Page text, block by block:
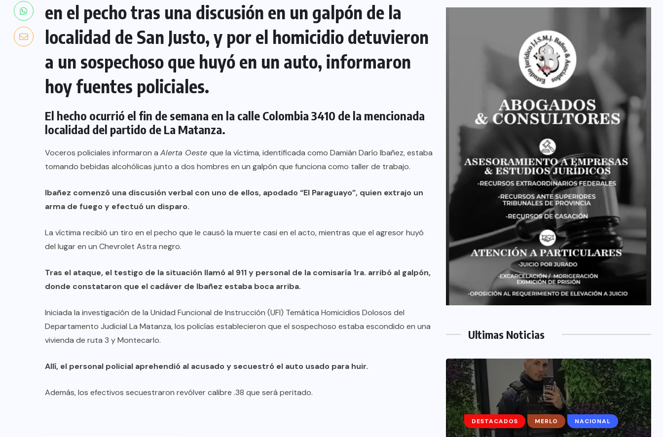
en el pecho tras una discusión en un galpón de la
localidad de San Justo, y por el homicidio detuvieron
a un sospechoso que huyó en un auto, informaron
hoy fuentes policiales.
El hecho ocurrió el fin de semana en la calle Colombia 3410 de la mencionada
localidad del partido de La Matanza.
Voceros policiales informaron a Alerta Oeste que la víctima, identificada como Damián Darío Ibañez, estaba
tomando bebidas alcohólicas junto a dos hombres en un galpón que funciona como taller de trabajo.
Ibañez comenzó una discusión verbal con uno de ellos, apodado “El Paraguayo”, quien extrajo un
arma de fuego y efectuó un disparo.
La víctima recibió un tiro en el pecho que le causó la muerte casi en el acto, mientras que el agresor huyó
del lugar en un Chevrolet Astra negro.
Tras el ataque, el testigo de la situación llamó al 911 y personal de la comisaría 1ra. arribó al galpón,
donde constataron que el cadáver de Ibañez estaba boca arriba.
Iniciada la investigación de la Unidad Funcional de Instrucción (UFI) Temática Homicidios Dolosos del
Departamento Judicial La Matanza, los policías establecieron que el sospechoso estaba escondido en una
vivienda de ruta 3 y Montecarlo.
Allí, el personal policial aprehendió al acusado y secuestró el auto usado para huir.
Además, los efectivos secuestraron revólver calibre .38 que será peritado.
Ultimas Noticias
DESTACADOS MERLO NACIONAL
DESTACADOS MERLO MORÓN